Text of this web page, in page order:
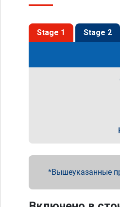
Stage 1 Stage 2
Вышеуказанные